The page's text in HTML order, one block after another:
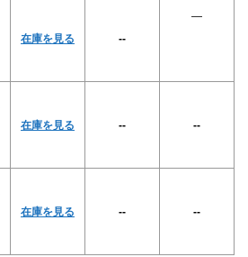
在庫を見る --
―
在庫を見る -- --
在庫を見る -- --